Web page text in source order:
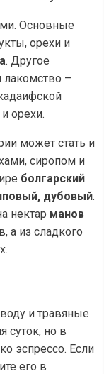
Основные
орехи и
. Другое
лакомство –
орехи.
может стать и
сиропом и
болгарский
дубовый.
нектар манов
а из сладкого
и травяные
суток, но в
эспрессо. Если
его в